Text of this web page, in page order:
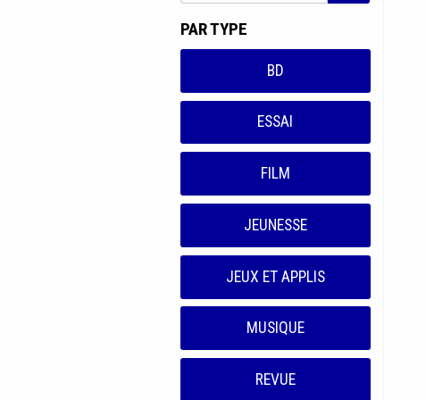
PAR TYPE
BD
ESSAI
FILM
JEUNESSE
JEUX ET APPLIS
MUSIQUE
REVUE